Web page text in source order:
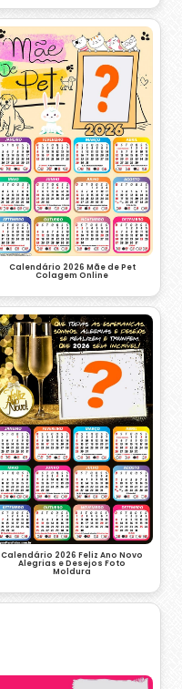
Calendário 2026 Mãe de Pet
Colagem Online
Calendário 2026 Feliz Ano Novo
Alegrias e Desejos Foto
Moldura